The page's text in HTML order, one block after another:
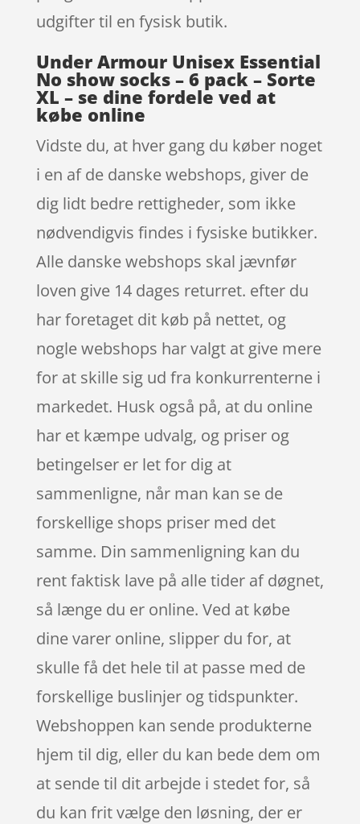
udgifter til en fysisk butik.
Under Armour Unisex Essential
No show socks – 6 pack – Sorte
XL – se dine fordele ved at
købe online
Vidste du, at hver gang du køber noget
i en af de danske webshops, giver de
dig lidt bedre rettigheder, som ikke
nødvendigvis findes i fysiske butikker.
Alle danske webshops skal jævnfør
loven give 14 dages returret. efter du
har foretaget dit køb på nettet, og
nogle webshops har valgt at give mere
for at skille sig ud fra konkurrenterne i
markedet. Husk også på, at du online
har et kæmpe udvalg, og priser og
betingelser er let for dig at
sammenligne, når man kan se de
forskellige shops priser med det
samme. Din sammenligning kan du
rent faktisk lave på alle tider af døgnet,
så længe du er online. Ved at købe
dine varer online, slipper du for, at
skulle få det hele til at passe med de
forskellige buslinjer og tidspunkter.
Webshoppen kan sende produkterne
hjem til dig, eller du kan bede dem om
at sende til dit arbejde i stedet for, så
du kan frit vælge den løsning, der er